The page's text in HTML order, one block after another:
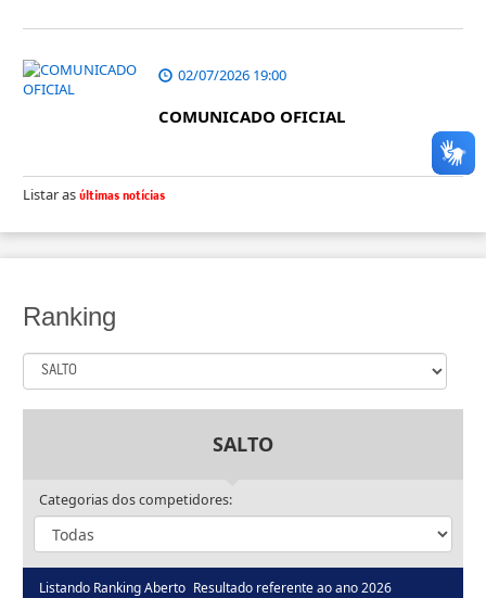
02/07/2026 19:00
COMUNICADO OFICIAL
Listar as últimas notícias
Ranking
SALTO
Categorias dos competidores:
Listando Ranking Aberto Resultado referente ao ano 2026